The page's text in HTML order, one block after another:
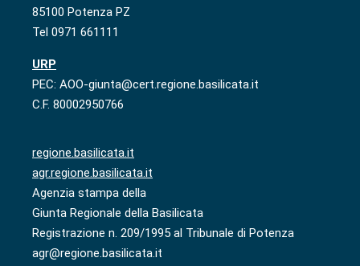
85100 Potenza PZ
Tel 0971 661111
URP
PEC: AOO-giunta@cert.regione.basilicata.it
C.F. 80002950766
regione.basilicata.it
agr.regione.basilicata.it
Agenzia stampa della
Giunta Regionale della Basilicata
Registrazione n. 209/1995 al Tribunale di Potenza
agr@regione.basilicata.it